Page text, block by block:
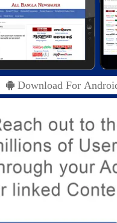
Download For